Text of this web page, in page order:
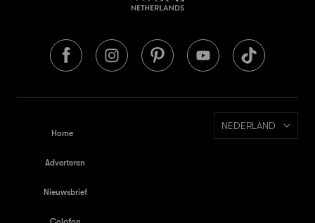
Home
Adverteren
Nieuwsbrief
NEDERLAND